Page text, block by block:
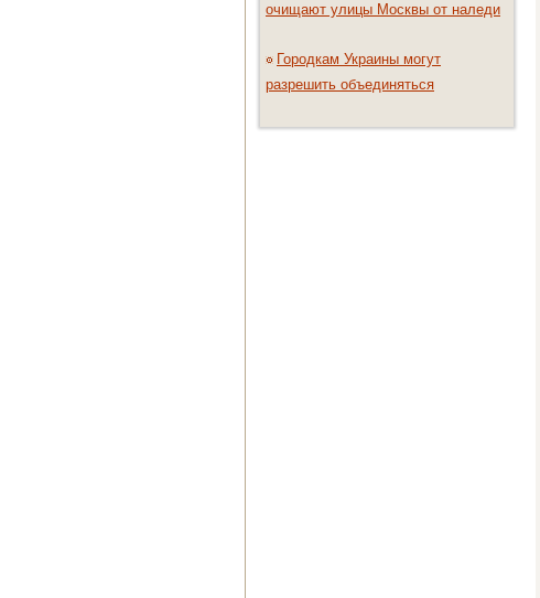
очищают улицы Москвы от наледи
Городкам Украины могут
разрешить объединяться